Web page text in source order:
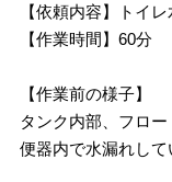
【依頼内容】トイ
【作業時間】60分
【作業前の様子】
タンク内部、フロ
便器内で水漏れして